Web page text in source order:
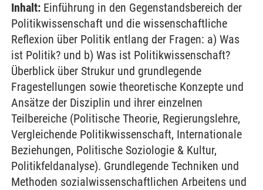
Inhalt: Einführung in den Gegenstandsbereich der
Politikwissenschaft und die wissenschaftliche
Reflexion über Politik entlang der Fragen: a) Was
ist Politik? und b) Was ist Politikwissenschaft?
Überblick über Strukur und grundlegende
Fragestellungen sowie theoretische Konzepte und
Ansätze der Disziplin und ihrer einzelnen
Teilbereiche (Politische Theorie, Regierungslehre,
Vergleichende Politikwissenschaft, Internationale
Beziehungen, Politische Soziologie & Kultur,
Politikfeldanalyse). Grundlegende Techniken und
Methoden sozialwissenschaftlichen Arbeitens und